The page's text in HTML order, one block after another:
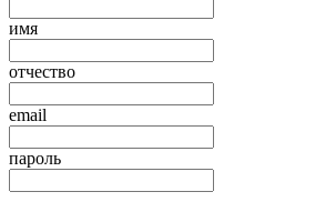
имя
отчество
email
пароль